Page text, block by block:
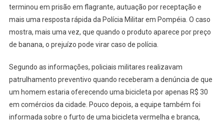
terminou em prisão em flagrante, autuação por receptação e
mais uma resposta rápida da Polícia Militar em Pompéia. O caso
mostra, mais uma vez, que quando o produto aparece por preço
de banana, o prejuízo pode virar caso de polícia.
Segundo as informações, policiais militares realizavam
patrulhamento preventivo quando receberam a denúncia de que
um homem estaria oferecendo uma bicicleta por apenas R$ 30
em comércios da cidade. Pouco depois, a equipe também foi
informada sobre o furto de uma bicicleta vermelha e branca,